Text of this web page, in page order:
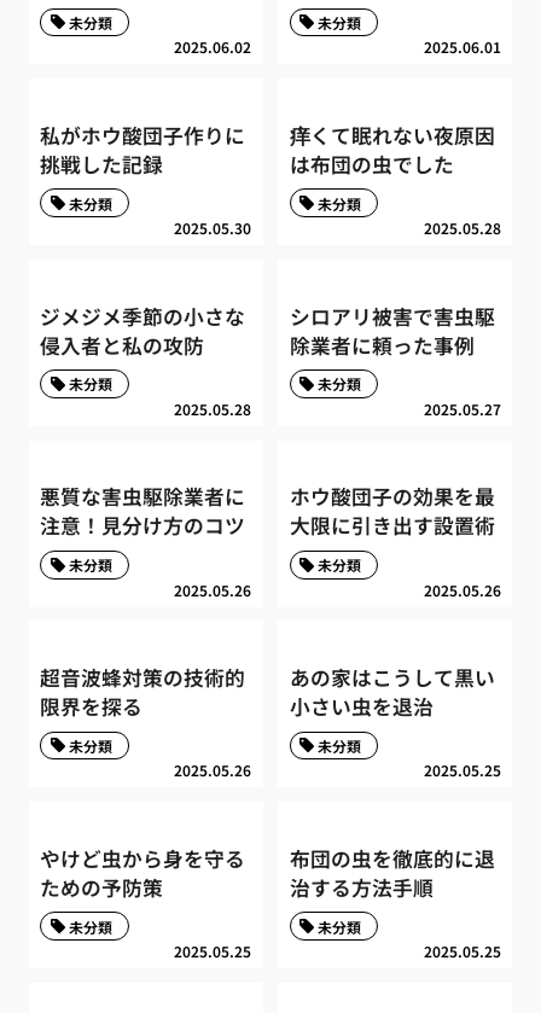
2025.06.02
未分類
2025.06.01
未分類
私がホウ酸団子作りに
挑戦した記録
2025.05.30
未分類
痒くて眠れない夜原因
は布団の虫でした
2025.05.28
未分類
ジメジメ季節の小さな
侵入者と私の攻防
2025.05.28
未分類
シロアリ被害で害虫駆
除業者に頼った事例
2025.05.27
未分類
悪質な害虫駆除業者に
注意！見分け方のコツ
2025.05.26
未分類
ホウ酸団子の効果を最
大限に引き出す設置術
2025.05.26
未分類
超音波蜂対策の技術的
限界を探る
2025.05.26
未分類
あの家はこうして黒い
小さい虫を退治
2025.05.25
未分類
やけど虫から身を守る
ための予防策
2025.05.25
未分類
布団の虫を徹底的に退
治する方法手順
2025.05.25
未分類